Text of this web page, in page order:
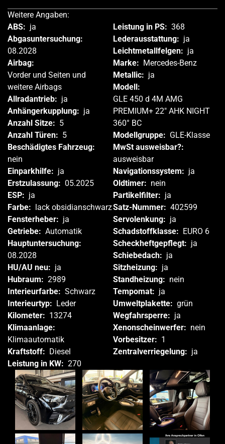
Weitere Angaben:
ABS: ja
Abgasuntersuchung:
08.2028
Airbag:
Vorder und Seiten und
weitere Airbags
Allradantrieb: ja
Anhängerkupplung: ja
Anzahl Sitze: 5
Anzahl Türen: 5
Beschädigtes Fahrzeug:
nein
Einparkhilfe: ja
Erstzulassung: 05.2025
ESP: ja
Farbe:
lack obsidianschwarz
Fensterheber: ja
Getriebe: Automatik
Hauptuntersuchung:
08.2028
HU/AU neu: ja
Hubraum: 2989
Interieurfarbe: Schwarz
Interieurtyp: Leder
Kilometer: 13274
Klimaanlage:
Klimaautomatik
Kraftstoff: Diesel
Leistung in KW: 270
Leistung in PS: 368
Lederausstattung: ja
Leichtmetallfelgen: ja
Marke: Mercedes-Benz
Metallic: ja
Modell:
GLE 450 d 4M AMG
PREMIUM+ 22" AHK NIGHT
360° BC
Modellgruppe: GLE-Klasse
MwSt ausweisbar?:
ausweisbar
Navigationssystem: ja
Oldtimer: nein
Partikelfilter: ja
Satz-Nummer: 402599
Servolenkung: ja
Schadstoffklasse: EURO 6
Scheckheftgepflegt: ja
Schiebedach: ja
Sitzheizung: ja
Standheizung: nein
Tempomat: ja
Umweltplakette: grün
Wegfahrsperre: ja
Xenonscheinwerfer: nein
Vorbesitzer: 1
Zentralverriegelung: ja